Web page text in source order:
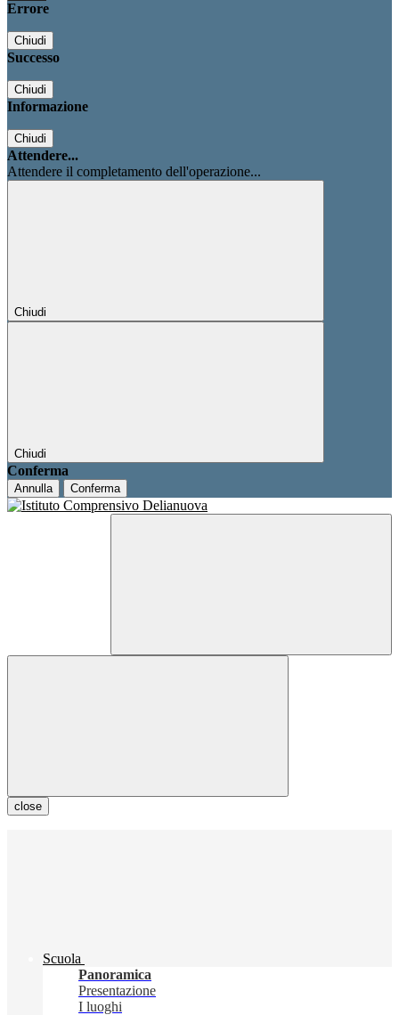
Errore
Chiudi
Successo
Chiudi
Informazione
Chiudi
Attendere...
Attendere il completamento dell'operazione...
Chiudi
Chiudi
Conferma
Annulla Conferma
close
Scuola
Panoramica
Presentazione
I luoghi